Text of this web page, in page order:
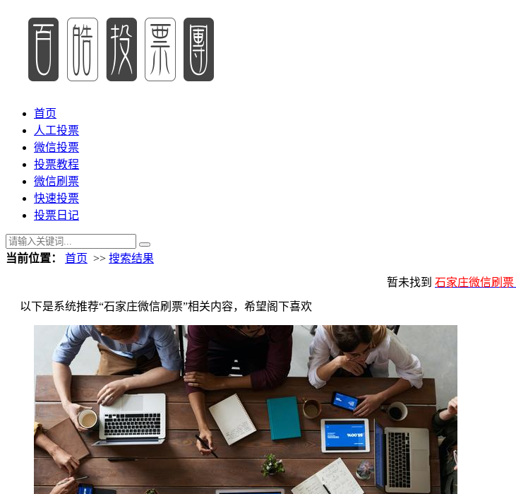
首页
人工投票
微信投票
投票教程
微信刷票
快速投票
投票日记
当前位置： 首页 >> 搜索结果
暂未找到 石家庄微信刷票
以下是系统推荐“石家庄微信刷票”相关内容，希望阁下喜欢